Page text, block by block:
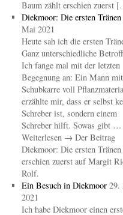
Baum zählt erschien zuerst
Diekmoor: Die ersten Tränen
Mai 2021
Heute sah ich die ersten
Ganz unterschiedliche
Ich fange mal mit der letzten
Begegnung an: Ein Mann
Schubkarre voll
erzählte mir, dass er selbst
Schreber ist, sondern einem
Schreber hilft. Sowas gibt …
Weiterlesen → Der Beitrag
Diekmoor: Die ersten Tränen
erschien zuerst auf Margit
Rolf.
Ein Besuch in Diekmoor 29.
2021
Ich habe Diekmoor einen